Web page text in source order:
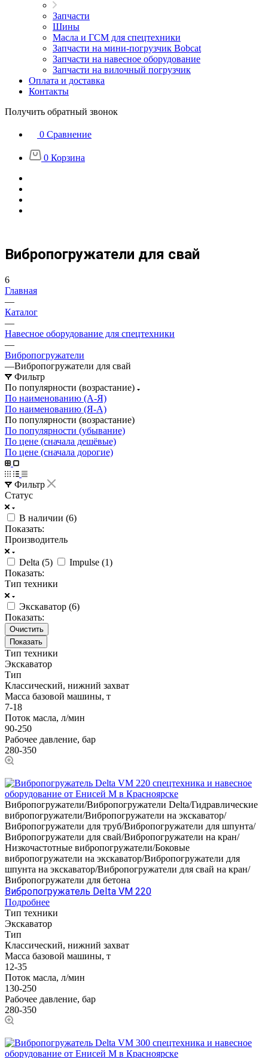
Запчасти
Шины
Масла и ГСМ для спецтехники
Запчасти на мини-погрузчик Bobcat
Запчасти на навесное оборудование
Запчасти на вилочный погрузчик
Оплата и доставка
Контакты
Получить обратный звонок
0 Сравнение
0 Корзина
Вибропогружатели для свай
6
Главная
—
Каталог
—
Навесное оборудование для спецтехники
—
Вибропогружатели
—Вибропогружатели для свай
Фильтр
По популярности (возрастание)
По наименованию (А-Я)
По наименованию (Я-А)
По популярности (возрастание)
По популярности (убывание)
По цене (сначала дешёвые)
По цене (сначала дорогие)
Фильтр
Статус
В наличии (6)
Показать:
Производитель
Delta (5) Impulse (1)
Показать:
Тип техники
Экскаватор (6)
Показать:
Очистить
Тип техники
Экскаватор
Тип
Классический, нижний захват
Масса базовой машины, т
7-18
Поток масла, л/мин
90-250
Рабочее давление, бар
280-350
Вибропогружатели/Вибропогружатели Delta/Гидравлические
вибропогружатели/Вибропогружатели на экскаватор/
Вибропогружатели для труб/Вибропогружатели для шпунта/
Вибропогружатели для свай/Вибропогружатели на кран/
Низкочастотные вибропогружатели/Боковые
вибропогружатели на экскаватор/Вибропогружатели для
шпунта на экскаватор/Вибропогружатели для свай на кран/
Вибропогружатели для бетона
Вибропогружатель Delta VM 220
Подробнее
Тип техники
Экскаватор
Тип
Классический, нижний захват
Масса базовой машины, т
12-35
Поток масла, л/мин
130-250
Рабочее давление, бар
280-350